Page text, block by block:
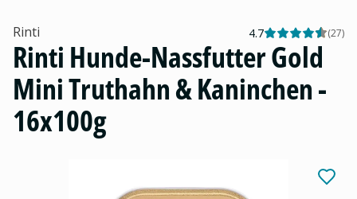
Rinti 4.7 (27)
Rinti Hunde-Nassfutter Gold
Mini Truthahn & Kaninchen -
16x100g